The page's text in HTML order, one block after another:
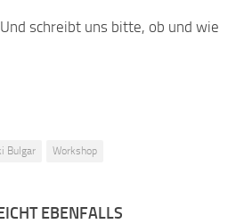
schreibt uns bitte, ob und wie
Bulgar Workshop
EBENFALLS